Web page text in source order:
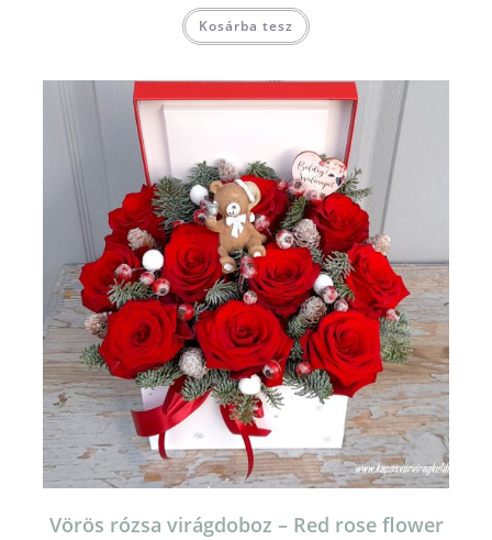
Kosárba tesz
Vörös rózsa virágdoboz – Red rose flower